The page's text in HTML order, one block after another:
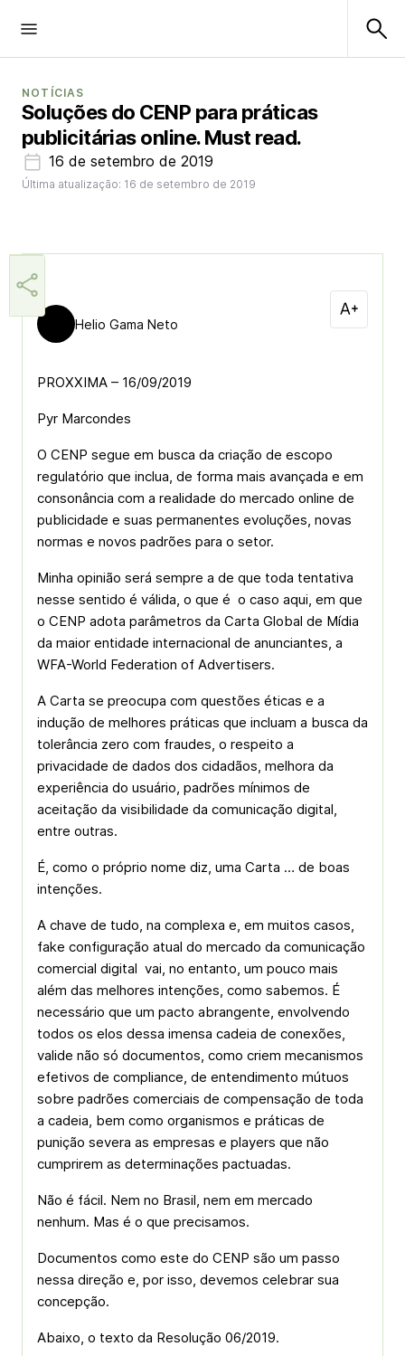
NOTÍCIAS
Soluções do CENP para práticas
publicitárias online. Must read.
16 de setembro de 2019
Última atualização: 16 de setembro de 2019
Helio Gama Neto
PROXXIMA – 16/09/2019
Pyr Marcondes
O CENP segue em busca da criação de escopo
regulatório que inclua, de forma mais avançada e em
consonância com a realidade do mercado online de
publicidade e suas permanentes evoluções, novas
normas e novos padrões para o setor.
Minha opinião será sempre a de que toda tentativa
nesse sentido é válida, o que é o caso aqui, em que
o CENP adota parâmetros da Carta Global de Mídia
da maior entidade internacional de anunciantes, a
WFA-World Federation of Advertisers.
A Carta se preocupa com questões éticas e a
indução de melhores práticas que incluam a busca da
tolerância zero com fraudes, o respeito a
privacidade de dados dos cidadãos, melhora da
experiência do usuário, padrões mínimos de
aceitação da visibilidade da comunicação digital,
entre outras.
É, como o próprio nome diz, uma Carta … de boas
intenções.
A chave de tudo, na complexa e, em muitos casos,
fake configuração atual do mercado da comunicação
comercial digital vai, no entanto, um pouco mais
além das melhores intenções, como sabemos. É
necessário que um pacto abrangente, envolvendo
todos os elos dessa imensa cadeia de conexões,
valide não só documentos, como criem mecanismos
efetivos de compliance, de entendimento mútuos
sobre padrões comerciais de compensação de toda
a cadeia, bem como organismos e práticas de
punição severa as empresas e players que não
cumprirem as determinações pactuadas.
Não é fácil. Nem no Brasil, nem em mercado
nenhum. Mas é o que precisamos.
Documentos como este do CENP são um passo
nessa direção e, por isso, devemos celebrar sua
concepção.
Abaixo, o texto da Resolução 06/2019.